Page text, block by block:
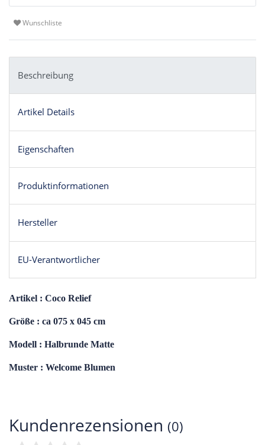
Wunschliste
Beschreibung
Artikel Details
Eigenschaften
Produktinformationen
Hersteller
EU-Verantwortlicher
Artikel : Coco Relief
Größe : ca 075 x 045 cm
Modell : Halbrunde Matte
Muster : Welcome Blumen
Kundenrezensionen (0)